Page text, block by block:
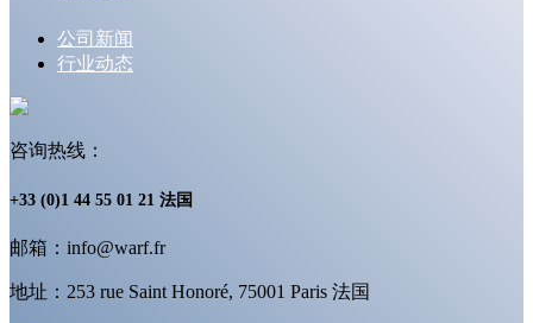
公司新闻
行业动态
咨询热线：
+33 (0)1 44 55 01 21 法国
邮箱：info@warf.fr
地址：253 rue Saint Honoré, 75001 Paris 法国